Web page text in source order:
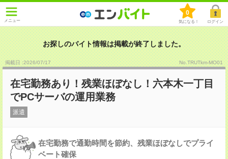
メニュー
0
気になる！ ログイン
お探しのバイト情報は掲載が終了しました。
掲載日 :2026/07/17 No.TRUTkm-MO01
在宅勤務あり！残業ほぼなし！六本木一丁目
でPCサーバの運用業務
派遣
在宅勤務で通勤時間を節約、残業ほぼなしでプライ
ベート確保